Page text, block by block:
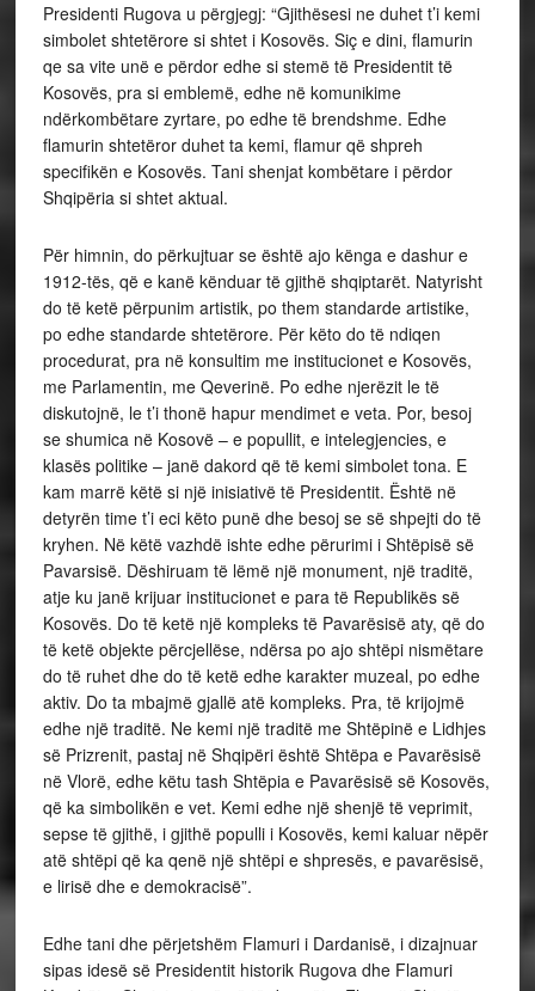
Presidenti Rugova u përgjegj: “Gjithësesi ne duhet t’i kemi
simbolet shtetërore si shtet i Kosovës. Siç e dini, flamurin
qe sa vite unë e përdor edhe si stemë të Presidentit të
Kosovës, pra si emblemë, edhe në komunikime
ndërkombëtare zyrtare, po edhe të brendshme. Edhe
flamurin shtetëror duhet ta kemi, flamur që shpreh
specifikën e Kosovës. Tani shenjat kombëtare i përdor
Shqipëria si shtet aktual.
Për himnin, do përkujtuar se është ajo kënga e dashur e
1912-tës, që e kanë kënduar të gjithë shqiptarët. Natyrisht
do të ketë përpunim artistik, po them standarde artistike,
po edhe standarde shtetërore. Për këto do të ndiqen
procedurat, pra në konsultim me institucionet e Kosovës,
me Parlamentin, me Qeverinë. Po edhe njerëzit le të
diskutojnë, le t’i thonë hapur mendimet e veta. Por, besoj
se shumica në Kosovë – e popullit, e intelegjencies, e
klasës politike – janë dakord që të kemi simbolet tona. E
kam marrë këtë si një inisiativë të Presidentit. Është në
detyrën time t’i eci këto punë dhe besoj se së shpejti do të
kryhen. Në këtë vazhdë ishte edhe përurimi i Shtëpisë së
Pavarsisë. Dëshiruam të lëmë një monument, një traditë,
atje ku janë krijuar institucionet e para të Republikës së
Kosovës. Do të ketë një kompleks të Pavarësisë aty, që do
të ketë objekte përcjellëse, ndërsa po ajo shtëpi nismëtare
do të ruhet dhe do të ketë edhe karakter muzeal, po edhe
aktiv. Do ta mbajmë gjallë atë kompleks. Pra, të krijojmë
edhe një traditë. Ne kemi një traditë me Shtëpinë e Lidhjes
së Prizrenit, pastaj në Shqipëri është Shtëpa e Pavarësisë
në Vlorë, edhe këtu tash Shtëpia e Pavarësisë së Kosovës,
që ka simbolikën e vet. Kemi edhe një shenjë të veprimit,
sepse të gjithë, i gjithë populli i Kosovës, kemi kaluar nëpër
atë shtëpi që ka qenë një shtëpi e shpresës, e pavarësisë,
e lirisë dhe e demokracisë”.
Edhe tani dhe përjetshëm Flamuri i Dardanisë, i dizajnuar
sipas idesë së Presidentit historik Rugova dhe Flamuri